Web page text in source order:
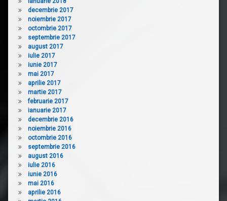
decembrie 2017
noiembrie 2017
octombrie 2017
septembrie 2017
august 2017
iulie 2017
iunie 2017
mai 2017
aprilie 2017
martie 2017
februarie 2017
ianuarie 2017
decembrie 2016
noiembrie 2016
octombrie 2016
septembrie 2016
august 2016
iulie 2016
iunie 2016
mai 2016
aprilie 2016